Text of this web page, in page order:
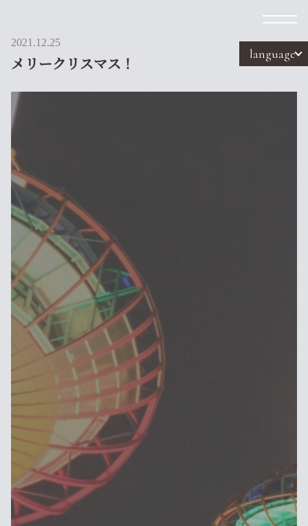
language
2021.12.25
メリークリスマス！